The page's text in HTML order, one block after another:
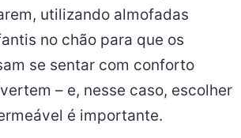
utilizando almofadas
no chão para que os
se sentar com conforto
– e, nesse caso, escolher
é importante.